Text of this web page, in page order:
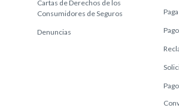
Cartas de Derechos de los
Consumidores de Seguros
Denuncias